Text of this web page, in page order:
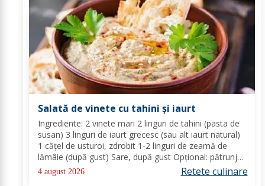
Salată de vinete cu tahini și iaurt
Ingrediente: 2 vinete mari 2 linguri de tahini (pasta de
susan) 3 linguri de iaurt grecesc (sau alt iaurt natural)
1 cățel de usturoi, zdrobit 1-2 linguri de zeamă de
lămâie (după gust) Sare, după gust Opțional: pătrunjel
proaspăt tocat pentru decor Mod de preparare: Coace
vinetele pe grătar sau în...
4 august 2026 Retete culinare